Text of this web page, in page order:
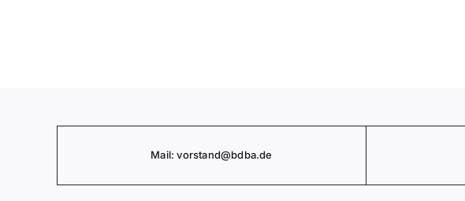
Mail:vorstand@bdba.de